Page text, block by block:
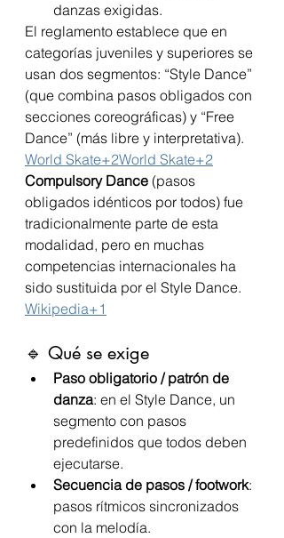
danzas exigidas.
El reglamento establece que en
categorías juveniles y superiores se
usan dos segmentos: “Style Dance”
(que combina pasos obligados con
secciones coreográficas) y “Free
Dance” (más libre y interpretativa).
World Skate+2World Skate+2
Compulsory Dance (pasos
obligados idénticos por todos) fue
tradicionalmente parte de esta
modalidad, pero en muchas
competencias internacionales ha
sido sustituida por el Style Dance.
Wikipedia+1
🔹 Qué se exige
Paso obligatorio / patrón de
danza: en el Style Dance, un
segmento con pasos
predefinidos que todos deben
ejecutarse.
Secuencia de pasos / footwork:
pasos rítmicos sincronizados
con la melodía.